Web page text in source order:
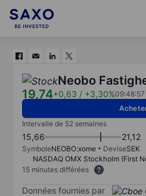
Neobo
19,74+0,63 / +3,30%09:48:57
Intervalle de 52 semaines
15,66 21,12
SymboleNEOBO:xome DeviseSEK
NASDAQ OMX Stockholm (First
15 minutes différées
Données fournies par